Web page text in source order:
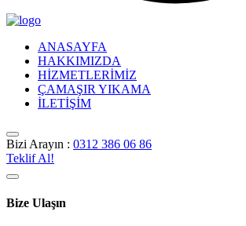
ANASAYFA
HAKKIMIZDA
HİZMETLERİMİZ
ÇAMAŞIR YIKAMA
İLETİŞİM
Bizi Arayın : 0312 386 06 86
Teklif Al!
Bize Ulaşın